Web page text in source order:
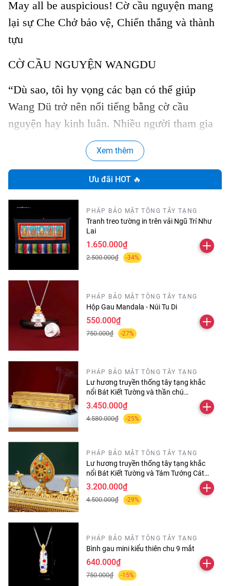
May all be auspicious! Cờ cầu nguyện mang
lại sự Che Chở bảo vệ, Chiến thắng và thành
tựu
CỜ CẦU NGUYỆN WANGDU
“Dù sao, tôi hy vọng các bạn có thể giúp
Wang Dü trở nên nổi tiếng bằng cờ cầu
nguyện hay kinh luân. Nhiều người tham gia
vào các hoạt động từ thiện. Thành thật mà nói,
rất nhiều trong số tiền này không được dùng
hiệu quả. Mặc dù những người này rất hào
phóng, nhiều nỗ lực của họ không hiệu quả
với sự giác ngộ của họ hay việc xiển dương
Giáo Pháp. Nếu những người này có thể dành
tiền cho cờ cầu nguyện hay kinh luân Wang
Dü, thân và tâm của họ sẽ trở nên tự do hơn
và nó còn giúp Giáo Pháp trở nên hưng
thịnh.”
WANG DÜ "ĐÁM MÂY BAN TẶNG ĐẠI
ÂN PHƯỚC"
Xem thêm
Ưu đãi HOT 🔥
PHÁP BẢO MẬT TÔNG TÂY TẠNG
Tranh treo tường in trên vải Ngũ Trí Như
Lai
1.650.000₫
2.500.000₫ -34%
PHÁP BẢO MẬT TÔNG TÂY TẠNG
Hộp Gau Mandala - Núi Tu Di
550.000₫
750.000₫ -27%
PHÁP BẢO MẬT TÔNG TÂY TẠNG
Lư hương truyền thống tây tạng khắc
nổi Bát Kiết Tường và thần chú
Omanipadmehums dài 30 cm
3.450.000₫
4.580.000₫ -25%
PHÁP BẢO MẬT TÔNG TÂY TẠNG
Lư hương truyền thống tây tạng khắc
nổi Bát Kiết Tường và Tám Tướng Cát
Tường
3.200.000₫
4.500.000₫ -29%
PHÁP BẢO MẬT TÔNG TÂY TẠNG
Bình gau mini kiểu thiên chu 9 mắt
640.000₫
750.000₫ -15%